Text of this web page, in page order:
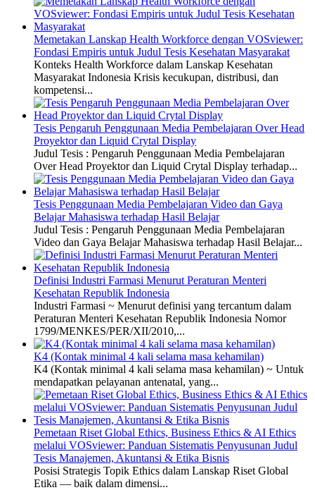
Memetakan Lanskap Health Workforce dengan VOSviewer:
Fondasi Empiris untuk Judul Tesis Kesehatan Masyarakat
Konteks Health Workforce dalam Lanskap Kesehatan
Masyarakat Indonesia Krisis kecukupan, distribusi, dan
kompetensi...
Tesis Pengaruh Penggunaan Media Pembelajaran Over Head
Proyektor dan Liquid Crytal Display
Judul Tesis : Pengaruh Penggunaan Media Pembelajaran
Over Head Proyektor dan Liquid Crytal Display terhadap...
Tesis Penggunaan Media Pembelajaran Video dan Gaya
Belajar Mahasiswa terhadap Hasil Belajar
Judul Tesis : Pengaruh Penggunaan Media Pembelajaran
Video dan Gaya Belajar Mahasiswa terhadap Hasil Belajar...
Definisi Industri Farmasi Menurut Peraturan Menteri
Kesehatan Republik Indonesia
Industri Farmasi ~ Menurut definisi yang tercantum dalam
Peraturan Menteri Kesehatan Republik Indonesia Nomor
1799/MENKES/PER/XII/2010,...
K4 (Kontak minimal 4 kali selama masa kehamilan)
K4 (Kontak minimal 4 kali selama masa kehamilan) ~ Untuk
mendapatkan pelayanan antenatal, yang...
Pemetaan Riset Global Ethics, Business Ethics & AI Ethics
melalui VOSviewer: Panduan Sistematis Penyusunan Judul
Tesis Manajemen, Akuntansi & Etika Bisnis
Posisi Strategis Topik Ethics dalam Lanskap Riset Global
Etika — baik dalam dimensi...